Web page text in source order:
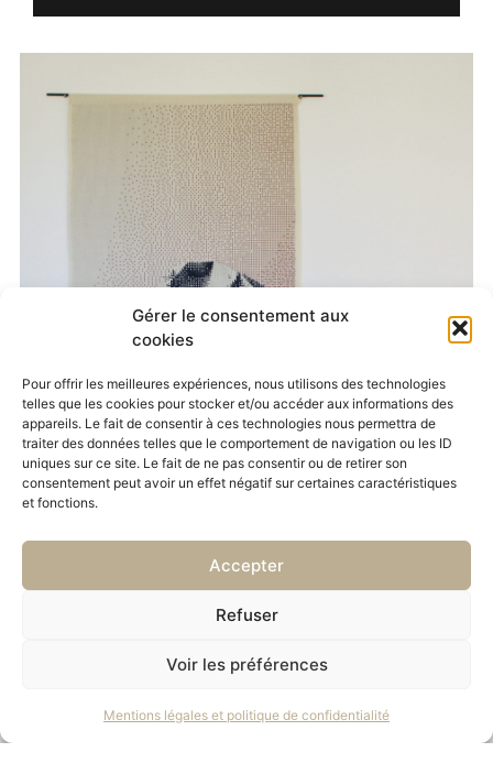
Gérer le consentement aux
cookies
Pour offrir les meilleures expériences, nous utilisons des technologies
telles que les cookies pour stocker et/ou accéder aux informations des
appareils. Le fait de consentir à ces technologies nous permettra de
traiter des données telles que le comportement de navigation ou les ID
uniques sur ce site. Le fait de ne pas consentir ou de retirer son
consentement peut avoir un effet négatif sur certaines caractéristiques
et fonctions.
Accepter
Refuser
Voir les préférences
Mentions légales et politique de confidentialité